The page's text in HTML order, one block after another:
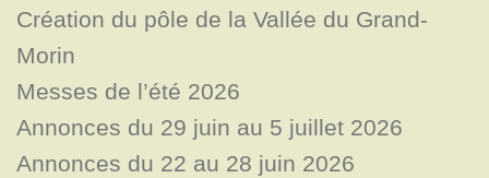
Création du pôle de la Vallée du Grand-
Morin
Messes de l’été 2026
Annonces du 29 juin au 5 juillet 2026
Annonces du 22 au 28 juin 2026